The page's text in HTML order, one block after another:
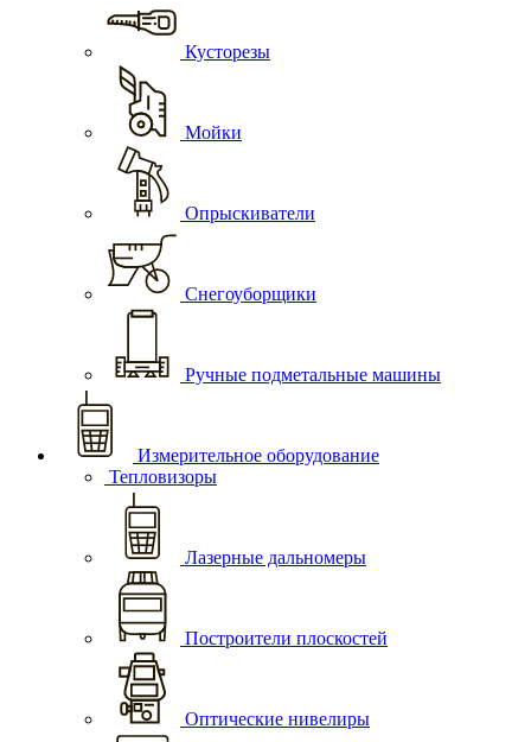
Кусторезы
Мойки
Опрыскиватели
Снегоуборщики
Ручные подметальные машины
Измерительное оборудование
Тепловизоры
Лазерные дальномеры
Построители плоскостей
Оптические нивелиры